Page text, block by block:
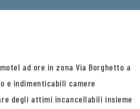
ad ore in zona Via Borghetto a
e indimenticabili camere
degli attimi incancellabili insieme